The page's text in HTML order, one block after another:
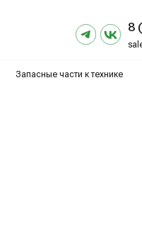
8 (800) 234-31-
sales@artex-agro.com